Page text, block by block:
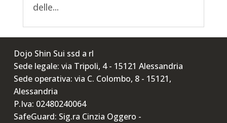
delle...
Dojo Shin Sui ssd a rl
Sede legale: via Tripoli, 4 - 15121 Alessandria
Sede operativa: via C. Colombo, 8 - 15121,
Alessandria
P.Iva: 02480240064
SafeGuard: Sig.ra Cinzia Oggero -